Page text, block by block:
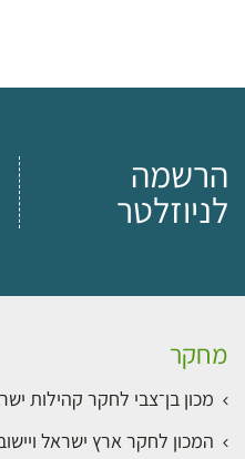
הרשמה
לניוזלטר
מחקר
מכון בן־צבי לחקר קהילות
המכון לחקר ארץ ישראל